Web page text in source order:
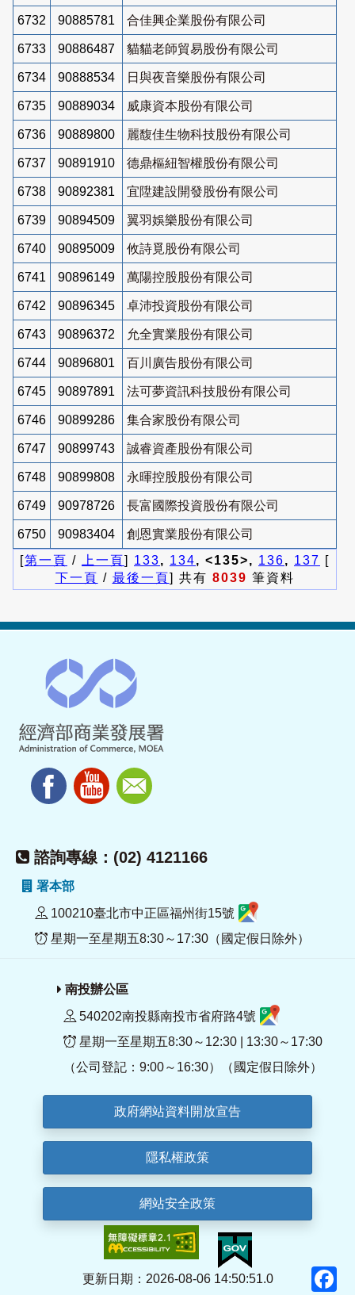
6732 90885781 合佳興企業股份有限公司
6733 90886487 貓貓老師貿易股份有限公司
6734 90888534 日與夜音樂股份有限公司
6735 90889034 威康資本股份有限公司
6736 90889800 麗馥佳生物科技股份有限公司
6737 90891910 德鼎樞紐智權股份有限公司
6738 90892381 宜陞建設開發股份有限公司
6739 90894509 翼羽娛樂股份有限公司
6740 90895009 攸詩覓股份有限公司
6741 90896149 萬陽控股股份有限公司
6742 90896345 卓沛投資股份有限公司
6743 90896372 允全實業股份有限公司
6744 90896801 百川廣告股份有限公司
6745 90897891 法可夢資訊科技股份有限公司
6746 90899286 集合家股份有限公司
6747 90899743 誠睿資產股份有限公司
6748 90899808 永暉控股股份有限公司
6749 90978726 長富國際投資股份有限公司
6750 90983404
創恩實業股份有限公司
[第一頁 / 上一頁] 133, 134, <135>, 136, 137 [
下一頁 / 最後一頁] 共有 8039 筆資料
諮詢專線：(02) 4121166
署本部
100210臺北市中正區福州街15號
星期一至星期五8:30～17:30（國定假日除外）
南投辦公區
540202南投縣南投市省府路4號
星期一至星期五8:30～12:30 | 13:30～17:30
（公司登記：9:00～16:30）（國定假日除外）
政府網站資料開放宣告
隱私權政策
網站安全政策
更新日期：2026-08-06 14:50:51.0